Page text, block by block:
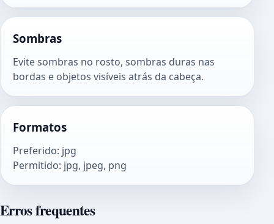
Sombras
Evite sombras no rosto, sombras duras nas
bordas e objetos visíveis atrás da cabeça.
Formatos
Preferido: jpg
Permitido: jpg, jpeg, png
Erros frequentes